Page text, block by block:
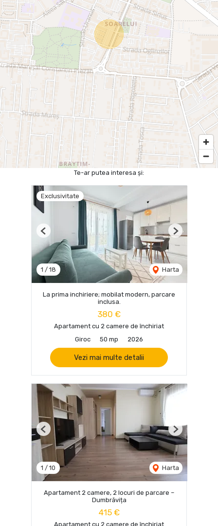
Te-ar putea interesa și:
Exclusivitate
1 / 18 Harta
Previous Next
La prima inchiriere; mobilat modern, parcare
inclusa.
380 €
Apartament cu 2 camere de închiriat
Giroc
50 mp 2026
Vezi mai multe detalii
1 / 10 Harta
Previous Next
Apartament 2 camere, 2 locuri de parcare –
Dumbrăvița
415 €
Apartament cu 2 camere de închiriat